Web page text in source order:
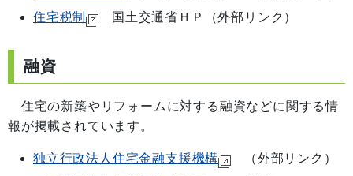
住宅税制
国土交通省ＨＰ（外部リンク）
融資
住宅の新築やリフォームに対する融資などに関する情
報が掲載されています。
独立行政法人住宅金融支援機構
（外部リンク）